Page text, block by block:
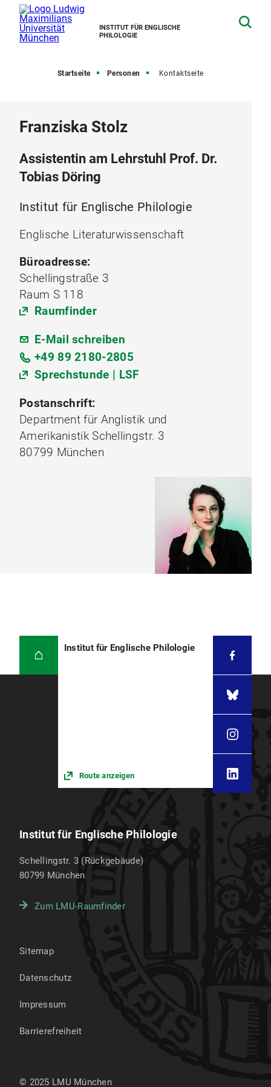
INSTITUT FÜR ENGLISCHE
PHILOLOGIE
Startseite Personen Kontaktseite
Franziska Stolz
Assistentin am Lehrstuhl Prof. Dr.
Tobias Döring
Institut für Englische Philologie
Englische Literaturwissenschaft
Büroadresse:
Schellingstraße 3
Raum S 118
Raumfinder
E-Mail schreiben
+49 89 2180-2805
Sprechstunde | LSF
Postanschrift:
Department für Anglistik und
Amerikanistik Schellingstr. 3
80799 München
Institut für Englische Philologie
Route anzeigen
Institut für Englische Philologie
Schellingstr. 3 (Rückgebäude)
80799 München
Zum LMU-Raumfinder
Sitemap
Datenschutz
Impressum
Barrierefreiheit
© 2025 LMU München